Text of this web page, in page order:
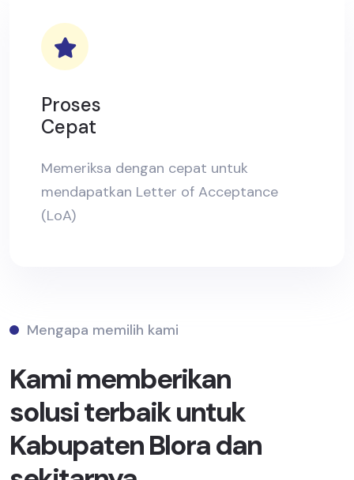
Proses
Cepat
Memeriksa dengan cepat untuk
mendapatkan Letter of Acceptance
(LoA)
Mengapa memilih kami
Kami memberikan
solusi terbaik untuk
Kabupaten Blora dan